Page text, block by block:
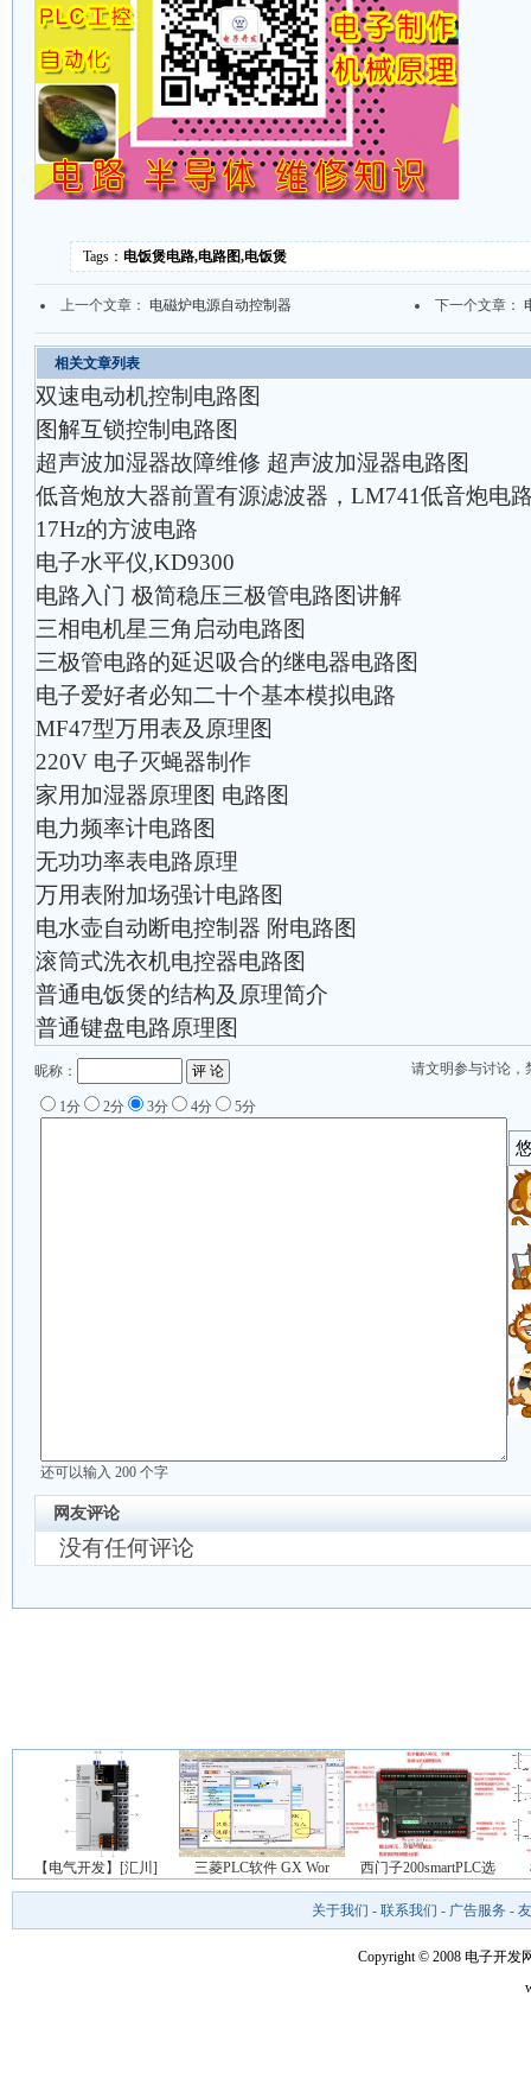
Tags： 电饭煲电路,电路图,电饭煲
上一个文章： 电磁炉电源自动控制器 下一个文章：
相关文章列表
双速电动机控制电路图
图解互锁控制电路图
超声波加湿器故障维修 超声波加湿器电路图
低音炮放大器前置有源滤波器，LM741低音炮电
17Hz的方波电路
电子水平仪,KD9300
电路入门 极简稳压三极管电路图讲解
三相电机星三角启动电路图
三极管电路的延迟吸合的继电器电路图
电子爱好者必知二十个基本模拟电路
MF47型万用表及原理图
220V 电子灭蝇器制作
家用加湿器原理图 电路图
电力频率计电路图
无功功率表电路原理
万用表附加场强计电路图
电水壶自动断电控制器 附电路图
滚筒式洗衣机电控器电路图
普通电饭煲的结构及原理简介
普通键盘电路原理图
请文明参与讨论，
昵称：
1分 2分 3分 4分 5分
还可以输入 200 个字
网友评论
没有任何评论
【电气开发】[汇川] 三菱PLC软件 GX Wor 西门子200smartPLC选
关于我们 - 联系我们 - 广告服务 -
Copyright © 2008 电子开发